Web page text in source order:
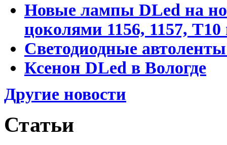
Новые лампы DLed на
цоколями 1156, 1157, T10
Светодиодные
Ксенон DLed в Вологде
Другие новости
Статьи